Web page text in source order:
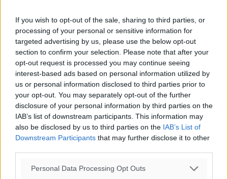
If you wish to opt-out of the sale, sharing to third parties, or
processing of your personal or sensitive information for
targeted advertising by us, please use the below opt-out
section to confirm your selection. Please note that after your
opt-out request is processed you may continue seeing
interest-based ads based on personal information utilized by
us or personal information disclosed to third parties prior to
your opt-out. You may separately opt-out of the further
disclosure of your personal information by third parties on the
IAB’s list of downstream participants. This information may
also be disclosed by us to third parties on the IAB’s List of
Downstream Participants that may further disclose it to other
Personal Data Processing Opt Outs
Ροή ειδήσεων
Τριήμερο εξόδου: Πάνω από 129.000 επιβάτες
αναχωρούν από Πειραιά, Ραφήνα και Λαύριο
Ειδήσεις πριν 4 ώρες
Τι αλλάζει το χωροταξικό στις τουριστικές επενδύσεις
Τοπικές Ειδήσεις• πριν 4 ώρες
βιοασφάλειας